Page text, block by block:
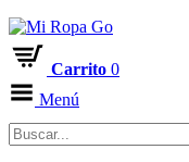
Carrito 0
Menú